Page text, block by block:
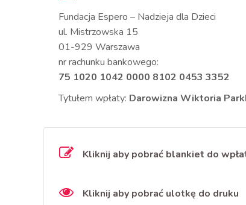
Fundacja Espero – Nadzieja dla Dzieci
ul. Mistrzowska 15
01-929 Warszawa
nr rachunku bankowego:
75 1020 1042 0000 8102 0453 3352
Tytułem wpłaty: Darowizna Wiktoria
Kliknij aby pobrać blankiet do
Kliknij aby pobrać ulotkę do druku